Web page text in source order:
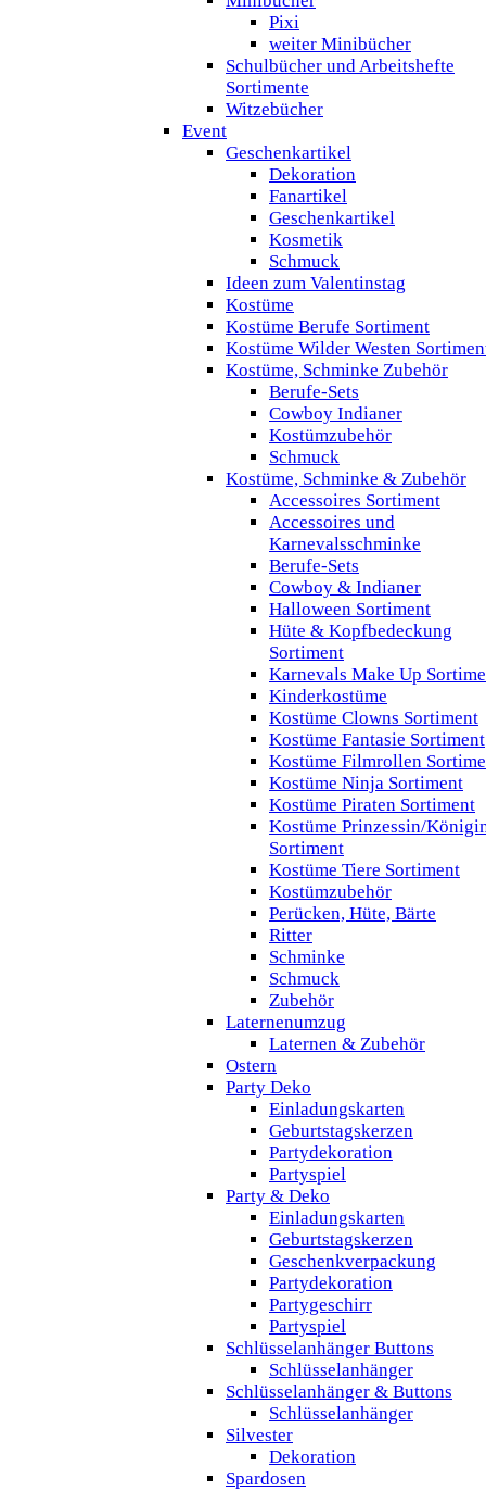
Pixi
weiter Minibücher
Schulbücher und Arbeitshefte
Sortimente
Witzebücher
Event
Geschenkartikel
Dekoration
Fanartikel
Geschenkartikel
Kosmetik
Schmuck
Ideen zum Valentinstag
Kostüme
Kostüme Berufe Sortiment
Kostüme Wilder Westen
Kostüme, Schminke Zubehör
Berufe-Sets
Cowboy Indianer
Kostümzubehör
Schmuck
Kostüme, Schminke & Zubehör
Accessoires Sortiment
Accessoires und
Karnevalsschminke
Berufe-Sets
Cowboy & Indianer
Halloween Sortiment
Hüte & Kopfbedeckung
Sortiment
Karnevals Make Up
Kinderkostüme
Kostüme Clowns Sortiment
Kostüme Fantasie Sortiment
Kostüme Filmrollen
Kostüme Ninja Sortiment
Kostüme Piraten Sortiment
Kostüme Prinzessin/
Sortiment
Kostüme Tiere Sortiment
Kostümzubehör
Perücken, Hüte, Bärte
Ritter
Schminke
Schmuck
Zubehör
Laternenumzug
Laternen & Zubehör
Ostern
Party Deko
Einladungskarten
Geburtstagskerzen
Partydekoration
Partyspiel
Party & Deko
Einladungskarten
Geburtstagskerzen
Geschenkverpackung
Partydekoration
Partygeschirr
Partyspiel
Schlüsselanhänger Buttons
Schlüsselanhänger
Schlüsselanhänger & Buttons
Schlüsselanhänger
Silvester
Dekoration
Spardosen